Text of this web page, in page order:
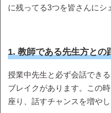
に残ってる3つを皆さんにシ
1. 教師である先生方との
授業中先生と必ず会話でき
ブレイクがあります。この
座り、話すチャンスを増や